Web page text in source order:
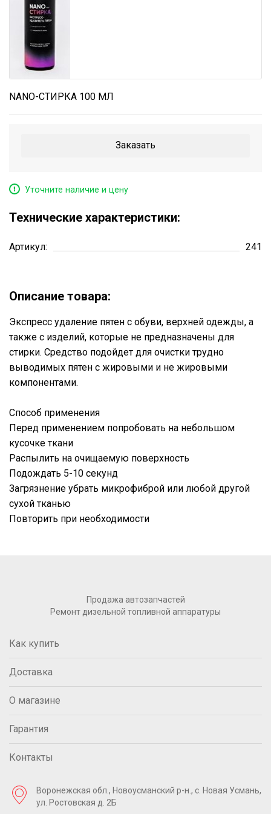
+7 (473) 200-05-43
info@glavbat.ru
NANO-СТИРКА 100 МЛ
Заказать
Уточните наличие и цену
Технические характеристики:
Артикул: 241
Описание товара:
Экспресс удаление пятен с обуви, верхней одежды, а
также с изделий, которые не предназначены для
стирки. Средство подойдет для очистки трудно
выводимых пятен с жировыми и не жировыми
компонентами.
Способ применения
Перед применением попробовать на небольшом
кусочке ткани
Распылить на очищаемую поверхность
Подождать 5-10 секунд
Загрязнение убрать микрофиброй или любой другой
сухой тканью
Повторить при необходимости
Продажа автозапчастей
Ремонт дизельной топливной аппаратуры
Как купить
Доставка
О магазине
Гарантия
Контакты
Воронежская обл., Новоусманский р-н., с. Новая Усмань,
ул. Ростовская д. 2Б